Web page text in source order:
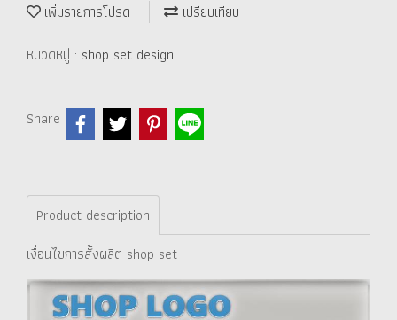
เพิ่มรายการโปรด
เปรียบเทียบ
หมวดหมู่ : shop set design
Share
Product description
เงื่อนไขการสั้งผลิต shop set